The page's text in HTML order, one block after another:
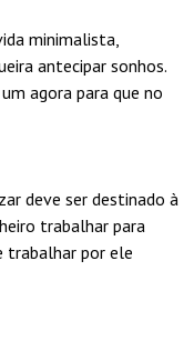
minimalista,
antecipar sonhos.
agora para que no
deve ser destinado à
trabalhar para
trabalhar por ele